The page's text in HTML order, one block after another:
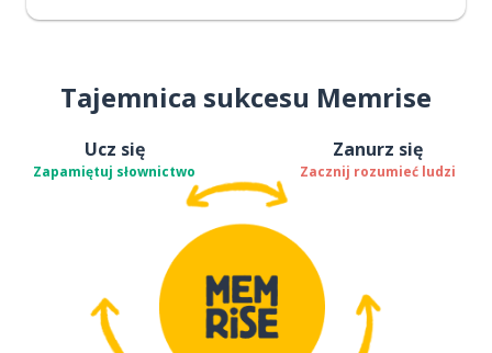
Tajemnica sukcesu Memrise
Ucz się
Zapamiętuj słownictwo
Zanurz się
Zacznij rozumieć ludzi